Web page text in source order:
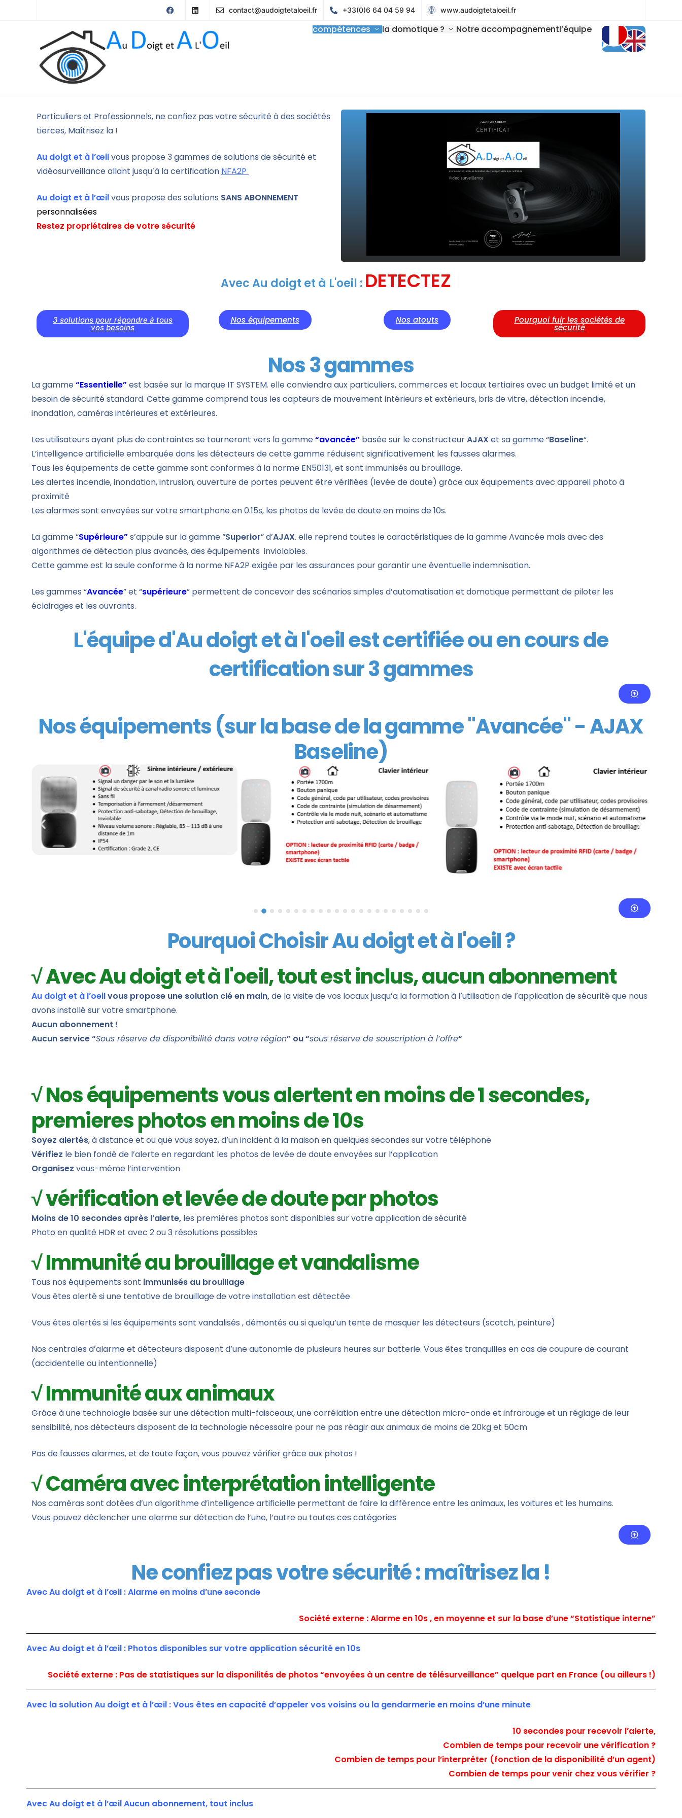
contact@audoigtetaloeil.fr +33(0)6 64 04 59 94 www.audoigtetaloeil.fr
compétences la domotique ? Notre accompagnementl’équipe
Particuliers et Professionnels, ne confiez pas votre sécurité à des sociétés
tierces, Maîtrisez la !
Au doigt et à l’œilvous propose 3 gammes de solutions de sécurité et
vidéosurveillance allant jusqu’à la certification NFA2P
Au doigt et à l’œilvous propose des solutions SANS ABONNEMENT
personnalisées
Restez propriétaires de votre sécurité
Avec Au doigt et à L'oeil : IDENTIFIEZ
3 solutions pour répondre à tous
vos besoins
Nos équipements Nos atouts Pourquoi fuir les sociétés de
sécurité
Nos 3 gammes
La gamme“Essentielle” est basée sur la marque IT SYSTEM. elle conviendra aux particuliers, commerces et locaux tertiaires avec un budget limité et un
besoin de sécurité standard. Cette gamme comprend tous les capteurs de mouvement intérieurs et extérieurs, bris de vitre, détection incendie,
inondation, caméras intérieures et extérieures.
Les utilisateurs ayant plus de contraintes se tourneront vers la gamme“avancée” basée sur le constructeurAJAX et sa gamme “Baseline“.
L’intelligence artificielle embarquée dans les détecteurs de cette gamme réduisent significativement les fausses alarmes.
Tous les équipements de cette gamme sont conformes à la norme EN50131, et sont immunisés au brouillage.
Les alertes incendie, inondation, intrusion, ouverture de portes peuvent être vérifiées (levée de doute) grâce aux équipements avec appareil photo à
proximité
Les alarmes sont envoyées sur votre smartphone en 0.15s, les photos de levée de doute en moins de 10s.
La gamme “Supérieure” s’appuie sur la gamme “Superior” d’AJAX. elle reprend toutes le caractéristiques de la gamme Avancée mais avec des
algorithmes de détection plus avancés, des équipements inviolables.
Cette gamme est la seule conforme à la norme NFA2P exigée par les assurances pour garantir une éventuelle indemnisation.
Les gammes “Avancée” et “supérieure” permettent de concevoir des scénarios simples d’automatisation et domotique permettant de piloter les
éclairages et les ouvrants.
L'équipe d'Au doigt et à l'oeil est certifiée ou en cours de
certification sur 3 gammes
Nos équipements (sur la base de la gamme "Avancée" - AJAX
Baseline)
Pourquoi Choisir Au doigt et à l'oeil ?
√ Avec Au doigt et à l'oeil, tout est inclus, aucun abonnement
Au doigt et à l’oeilvous propose une solution clé en main,de la visite de vos locaux jusqu’a la formation à l’utilisation de l’application de sécurité que nous
avons installé sur votre smartphone.
Aucun abonnement !
Aucun service “Sous réserve de disponibilité dans votre région” ou “sous réserve de souscription à l’offre“
√ Nos équipements vous alertent en moins de 1 secondes,
premieres photos en moins de 10s
Soyez alertés, à distance et ou que vous soyez, d’un incident à la maison en quelques secondes sur votre téléphone
Vérifiez le bien fondé de l’alerte en regardant les photos de levée de doute envoyées sur l’application
Organisez vous-même l’intervention
√ vérification et levée de doute par photos
Moins de 10 secondes après l’alerte, les premières photos sont disponibles sur votre application de sécurité
Photo en qualité HDR et avec 2 ou 3 résolutions possibles
√ Immunité au brouillage et vandalisme
Tous nos équipements sont immunisés au brouillage
Vous êtes alerté si une tentative de brouillage de votre installation est détectée
Vous êtes alertés si les équipements sont vandalisés , démontés ou si quelqu’un tente de masquer les détecteurs (scotch, peinture)
Nos centrales d’alarme et détecteurs disposent d’une autonomie de plusieurs heures sur batterie. Vous êtes tranquilles en cas de coupure de courant
(accidentelle ou intentionnelle)
√ Immunité aux animaux
Grâce à une technologie basée sur une détection multi-faisceaux, une corrélation entre une détection micro-onde et infrarouge et un réglage de leur
sensibilité, nos détecteurs disposent de la technologie nécessaire pour ne pas réagir aux animaux de moins de 20kg et 50cm
Pas de fausses alarmes, et de toute façon, vous pouvez vérifier grâce aux photos !
√ Caméra avec interprétation intelligente
Nos caméras sont dotées d’un algorithme d’intelligence artificielle permettant de faire la différence entre les animaux, les voitures et les humains.
Vous pouvez déclencher une alarme sur détection de l’une, l’autre ou toutes ces catégories
Ne confiez pas votre sécurité : maîtrisez la !
Avec Au doigt et à l’œil : Alarme en moins d’une seconde
Société externe : Alarme en 10s , en moyenne et sur la base d’une “Statistique interne”
Avec Au doigt et à l’œil : Photos disponibles sur votre application sécurité en 10s
Société externe : Pas de statistiques sur la disponilités de photos “envoyées à un centre de télésurveillance” quelque part en France (ou ailleurs !)
Avec la solution Au doigt et à l’œil : Vous êtes en capacité d’appeler vos voisins ou la gendarmerie en moins d’une minute
10 secondes pour recevoir l’alerte,
Combien de temps pour recevoir une vérification ?
Combien de temps pour l’interpréter (fonction de la disponibilité d’un agent)
Combien de temps pour venir chez vous vérifier ?
Avec Au doigt et à l’œil Aucun abonnement, tout inclus